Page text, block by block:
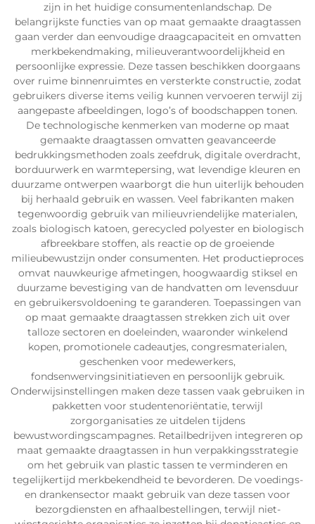
zijn in het huidige consumentenlandschap. De
belangrijkste functies van op maat gemaakte draagtassen
gaan verder dan eenvoudige draagcapaciteit en omvatten
merkbekendmaking, milieuverantwoordelijkheid en
persoonlijke expressie. Deze tassen beschikken doorgaans
over ruime binnenruimtes en versterkte constructie, zodat
gebruikers diverse items veilig kunnen vervoeren terwijl zij
aangepaste afbeeldingen, logo’s of boodschappen tonen.
De technologische kenmerken van moderne op maat
gemaakte draagtassen omvatten geavanceerde
bedrukkingsmethoden zoals zeefdruk, digitale overdracht,
borduurwerk en warmtepersing, wat levendige kleuren en
duurzame ontwerpen waarborgt die hun uiterlijk behouden
bij herhaald gebruik en wassen. Veel fabrikanten maken
tegenwoordig gebruik van milieuvriendelijke materialen,
zoals biologisch katoen, gerecycled polyester en biologisch
afbreekbare stoffen, als reactie op de groeiende
milieubewustzijn onder consumenten. Het productieproces
omvat nauwkeurige afmetingen, hoogwaardig stiksel en
duurzame bevestiging van de handvatten om levensduur
en gebruikersvoldoening te garanderen. Toepassingen van
op maat gemaakte draagtassen strekken zich uit over
talloze sectoren en doeleinden, waaronder winkelend
kopen, promotionele cadeautjes, congresmaterialen,
geschenken voor medewerkers,
fondsenwervingsinitiatieven en persoonlijk gebruik.
Onderwijsinstellingen maken deze tassen vaak gebruiken in
pakketten voor studentenoriëntatie, terwijl
zorgorganisaties ze uitdelen tijdens
bewustwordingscampagnes. Retailbedrijven integreren op
maat gemaakte draagtassen in hun verpakkingsstrategie
om het gebruik van plastic tassen te verminderen en
tegelijkertijd merkbekendheid te bevorderen. De voedings-
en drankensector maakt gebruik van deze tassen voor
bezorgdiensten en afhaalbestellingen, terwijl niet-